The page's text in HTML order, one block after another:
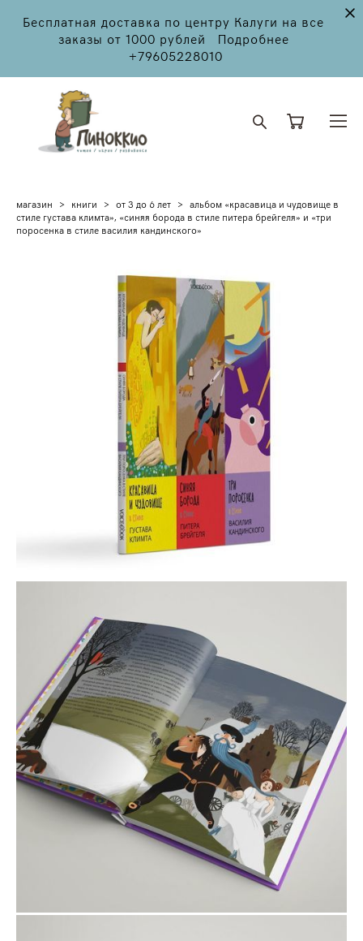
Бесплатная доставка по центру Калуги на все
заказы от 1000 рублей Подробнее
+79605228010
магазин > книги > от 3 до 6 лет > альбом «красавица и чудовище в
стиле густава климта», «синяя борода в стиле питера брейгеля» и «три
поросенка в стиле василия кандинского»